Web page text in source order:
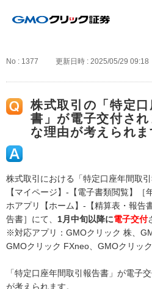
No : 1377 更新日時 : 2025/05/29 09:18
株式取引の「特定
書」が電子交付さ
な理由が考えられま
株式取引における「特定口座年間取
【マイページ】-【電子書類閲覧】［
ホアプリ【ホーム】-【精算表・報告
告書］にて、 1月中旬以降に電子交付
※対応アプリ：GMOクリック 株、
GMOクリック FXneo、GMOクリッ
「特定口座年間取引報告書」が電子
が考えられます。